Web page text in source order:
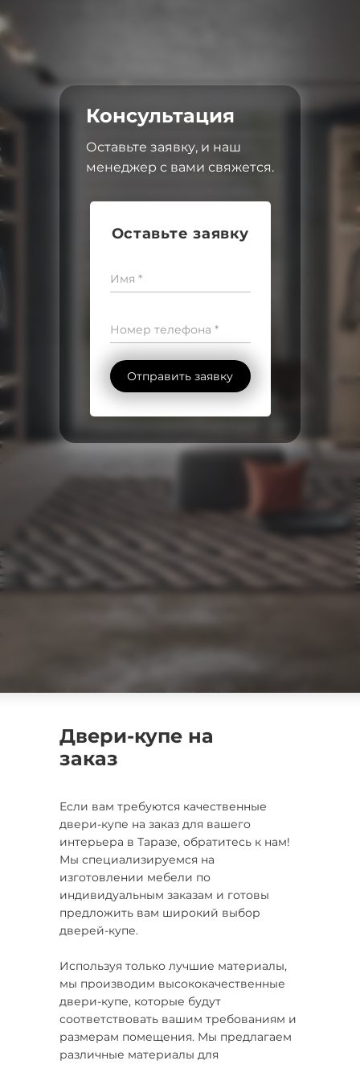
Консультация
Оставьте заявку
Имя *
Номер телефона *
Отправить заявку
Оставьте заявку, и наш
менеджер с вами свяжется.
Если вам требуются качественные
двери-купе на заказ для вашего
интерьера в Таразе, обратитесь к нам!
Мы специализируемся на
изготовлении мебели по
индивидуальным заказам и готовы
предложить вам широкий выбор
дверей-купе.
Используя только лучшие материалы,
мы производим высококачественные
двери-купе, которые будут
соответствовать вашим требованиям и
размерам помещения. Мы предлагаем
различные материалы для
Двери-купе на
заказ